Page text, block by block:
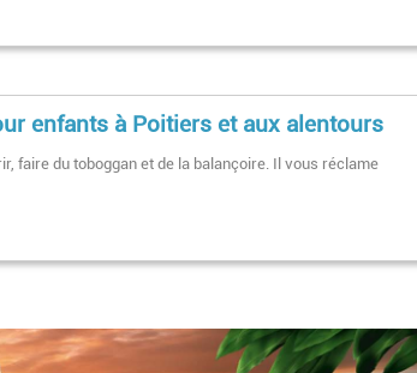
enfants à Poitiers et aux alentours
faire du toboggan et de la balançoire. Il vous réclame